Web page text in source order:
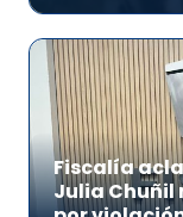
Fiscalía
Julia Chuñil